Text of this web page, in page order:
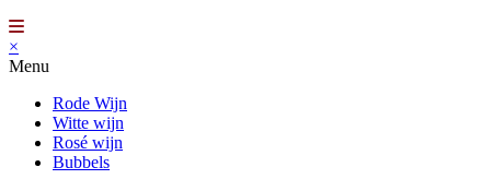
×
Menu
Rode Wijn
Witte wijn
Rosé wijn
Bubbels